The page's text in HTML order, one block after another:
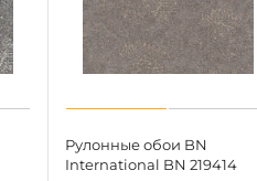
Рулонные обои BN
International BN 219414